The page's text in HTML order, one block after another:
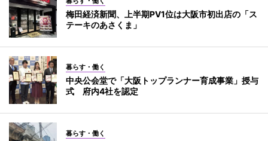
梅田経済新聞、上半期PV1位は大阪市初出店の「ス
テーキのあさくま」
暮らす・働く
中央公会堂で「大阪トップランナー育成事業」授与
式 府内4社を認定
暮らす・働く